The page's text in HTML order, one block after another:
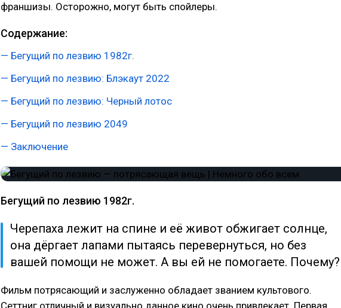
франшизы. Осторожно, могут быть спойлеры.
Содержание:
— Бегущий по лезвию 1982г.
— Бегущий по лезвию: Блэкаут 2022
— Бегущий по лезвию: Черный лотос
— Бегущий по лезвию 2049
— Заключение
Бегущий по лезвию 1982г.
Черепаха лежит на спине и её живот обжигает солнце,
она дёргает лапами пытаясь перевернуться, но без
вашей помощи не может. А вы ей не помогаете. Почему?
Фильм потрясающий и заслуженно обладает званием культового.
Сеттниг отличный и визуально данное кино очень привлекает. Первая